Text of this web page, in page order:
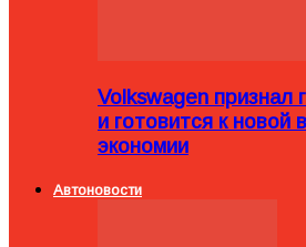
Volkswagen признал
и готовится к
экономии
Автоновости